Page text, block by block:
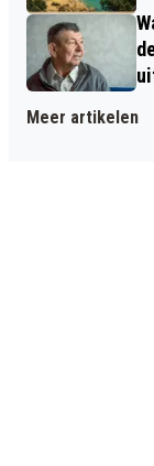
Meer artikelen